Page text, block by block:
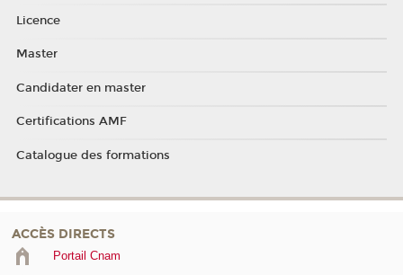
Licence
Master
Candidater en master
Certifications AMF
Catalogue des formations
ACCÈS DIRECTS
Portail Cnam